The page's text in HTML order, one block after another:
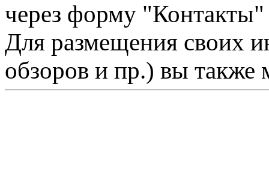
через форму "Контакты"
Для размещения своих
обзоров и пр.) вы также